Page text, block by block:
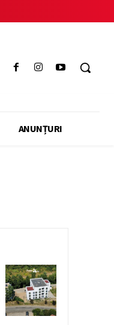
ANUNȚURI